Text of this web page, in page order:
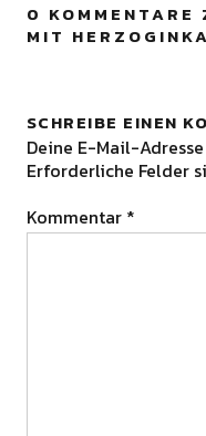
0 KOMMENTARE
MIT
SCHREIBE EINEN
Deine E-Mail-
Erforderliche Felder
Kommentar *